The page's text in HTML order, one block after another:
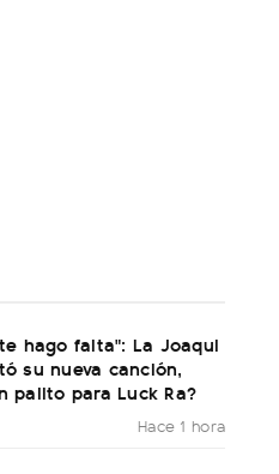
hago falta": La Joaqui
su nueva canción,
palito para Luck Ra?
Hace 1 hora